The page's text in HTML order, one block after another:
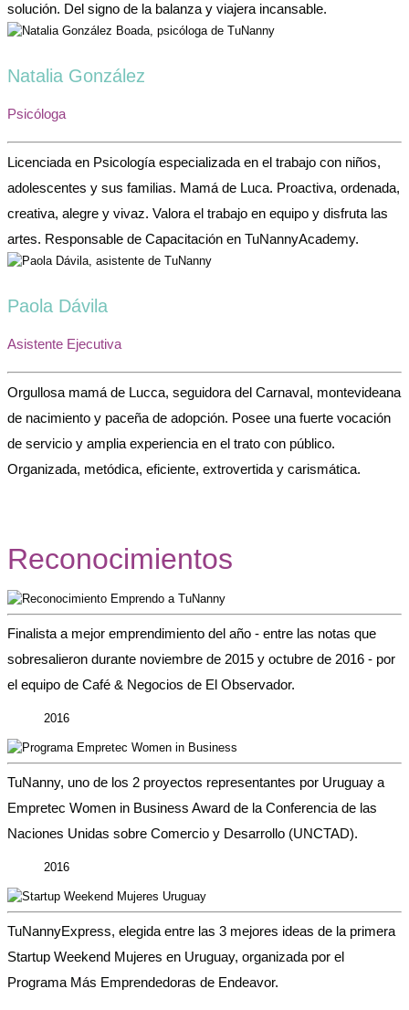
solución. Del signo de la balanza y viajera incansable.
Natalia González
Psicóloga
Licenciada en Psicología especializada en el trabajo con niños,
adolescentes y sus familias. Mamá de Luca. Proactiva, ordenada,
creativa, alegre y vivaz. Valora el trabajo en equipo y disfruta las
artes. Responsable de Capacitación en TuNannyAcademy.
Paola Dávila
Asistente Ejecutiva
Orgullosa mamá de Lucca, seguidora del Carnaval, montevideana
de nacimiento y paceña de adopción. Posee una fuerte vocación
de servicio y amplia experiencia en el trato con público.
Organizada, metódica, eficiente, extrovertida y carismática.
Reconocimientos
Finalista a mejor emprendimiento del año - entre las notas que
sobresalieron durante noviembre de 2015 y octubre de 2016 - por
el equipo de Café & Negocios de El Observador.
2016
TuNanny, uno de los 2 proyectos representantes por Uruguay a
Empretec Women in Business Award de la Conferencia de las
Naciones Unidas sobre Comercio y Desarrollo (UNCTAD).
2016
TuNannyExpress, elegida entre las 3 mejores ideas de la primera
Startup Weekend Mujeres en Uruguay, organizada por el
Programa Más Emprendedoras de Endeavor.